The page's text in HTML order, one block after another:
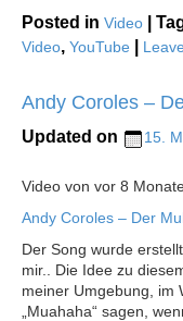
Posted in Video
Video, YouTube
Andy Coroles –
Updated on 15.
Video von vor 8
Andy Coroles – Der
Der Song wurde
mir.. Die Idee zu
meiner Umgebung, im
„Muahaha“ sagen,